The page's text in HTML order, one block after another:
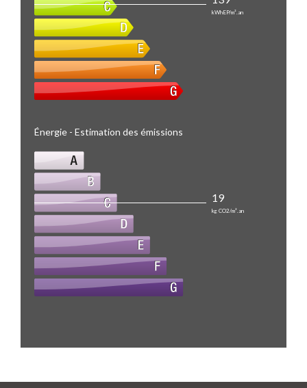
kWhEP/m².an
Énergie - Estimation des émissions
19
kg CO2/m².an